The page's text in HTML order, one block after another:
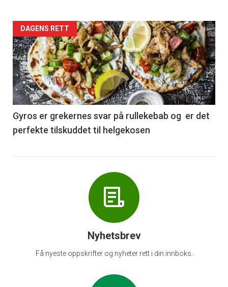
Forsiden
akkurat
nå
-
6
DAGENS RETT
Gyros er grekernes svar på rullekebab og er det
perfekte tilskuddet til helgekosen
Nyhetsbrev
Få nyeste oppskrifter og nyheter rett i din innboks.